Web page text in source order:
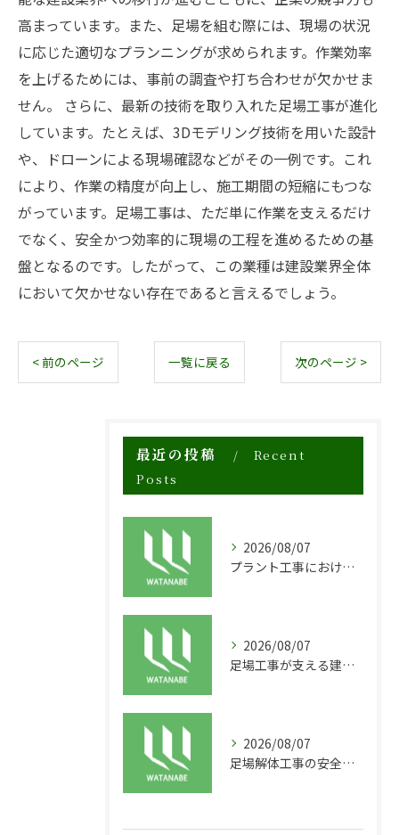
高まっています。また、足場を組む際には、現場の状況
に応じた適切なプランニングが求められます。作業効率
を上げるためには、事前の調査や打ち合わせが欠かせま
せん。 さらに、最新の技術を取り入れた足場工事が進化
しています。たとえば、3Dモデリング技術を用いた設計
や、ドローンによる現場確認などがその一例です。これ
により、作業の精度が向上し、施工期間の短縮にもつな
がっています。足場工事は、ただ単に作業を支えるだけ
でなく、安全かつ効率的に現場の工程を進めるための基
盤となるのです。したがって、この業種は建設業界全体
において欠かせない存在であると言えるでしょう。
< 前のページ 一覧に戻る 次のページ >
最近の投稿
Recent
Posts
2026/08/07
プラント工事における足場工事の安全対策と施工の重要性
2026/08/07
足場工事が支える建物の長寿命化と外装塗装の重要性
2026/08/07
足場解体工事の安全性と効率化のポイント